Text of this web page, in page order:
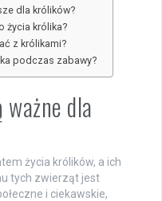
dla królików?
życia królika?
z królikami?
podczas zabawy?
dla
życia królików, a ich
tych zwierząt jest
i ciekawskie,